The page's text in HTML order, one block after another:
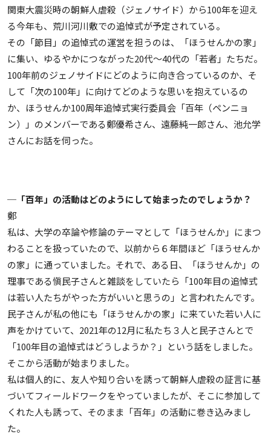
関東大震災時の朝鮮人虐殺（ジェノサイド）から100年を迎え
る今年も、荒川河川敷での追悼式が予定されている。
その「節目」の追悼式の運営を担うのは、「ほうせんかの家」
に集い、ゆるやかにつながった20代〜40代の「若者」たちだ。
100年前のジェノサイドにどのように向き合っているのか、そ
して「次の100年」に向けてどのような思いを抱えているの
か、ほうせんか100周年追悼式実行委員会「百年（ペンニョ
ン）」のメンバーである鄭優希さん、遠藤純一郎さん、池允学
さんにお話を伺った。
─「百年」の活動はどのようにして始まったのでしょうか？
鄭
私は、大学の卒論や修論のテーマとして「ほうせんか」にまつ
わることを扱っていたので、以前から６年間ほど「ほうせんか
の家」に通っていました。それで、ある日、「ほうせんか」の
理事である愼民子さんと雑談をしていたら「100年目の追悼式
は若い人たちがやった方がいいと思うの」と言われたんです。
民子さんが私の他にも「ほうせんかの家」に来ていた若い人に
声をかけていて、2021年の12月に私たち３人と民子さんとで
「100年目の追悼式はどうしようか？」という話をしました。
そこから活動が始まりました。
私は個人的に、友人や知り合いを誘って朝鮮人虐殺の証言に基
づいてフィールドワークをやっていましたが、そこに参加して
くれた人も誘って、そのまま「百年」の活動に巻き込みまし
た。